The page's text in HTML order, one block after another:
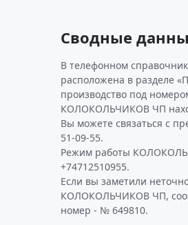
Сводные
В телефонном
расположена в разделе
производство под
КОЛОКОЛЬЧИКОВ ЧП
Вы можете связаться с
51-09-55.
Режим работы
+74712510955.
Если вы заметили
КОЛОКОЛЬЧИКОВ ЧП,
номер - № 649810.